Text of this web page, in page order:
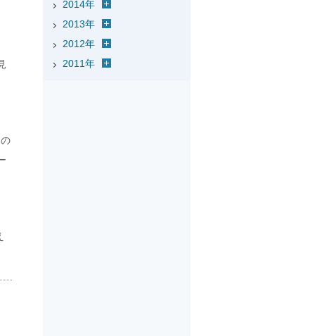
2014年
2013年
2012年
2011年